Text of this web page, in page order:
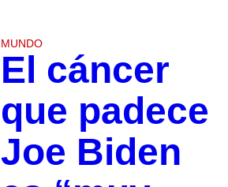
MUNDO
El cáncer
que padece
Joe Biden